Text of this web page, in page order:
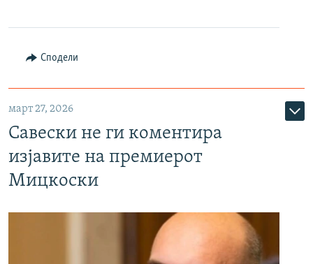
Сподели
март 27, 2026
Савески не ги коментира
изјавите на премиерот
Мицкоски